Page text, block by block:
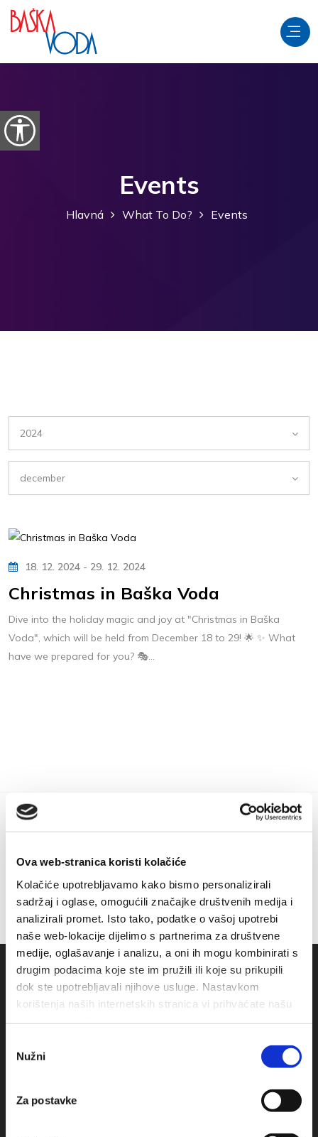
Ova web-stranica koristi kolačiće
Kolačiće upotrebljavamo kako bismo personalizirali
sadržaj i oglase, omogućili značajke društvenih medija i
analizirali promet. Isto tako, podatke o vašoj upotrebi
naše web-lokacije dijelimo s partnerima za društvene
medije, oglašavanje i analizu, a oni ih mogu kombinirati s
drugim podacima koje ste im pružili ili koje su prikupili
dok ste upotrebljavali njihove usluge. Nastavkom
korištenja naših internetskih stranica vi prihvaćate našu
pristanka
Nužni
Za postavke
Preskočiť na obsah
Otvorte možnosti dostupnosti
Events
Hlavná What To Do? Events
2024
december
18. 12. 2024 - 29. 12. 2024
Christmas in Baška Voda
Dive into the holiday magic and joy at "Christmas in Baška
Voda", which will be held from December 18 to 29! 🌟 ✨ What
have we prepared for you? 🎭...
Obala sv. Nikole 31, Baška Voda